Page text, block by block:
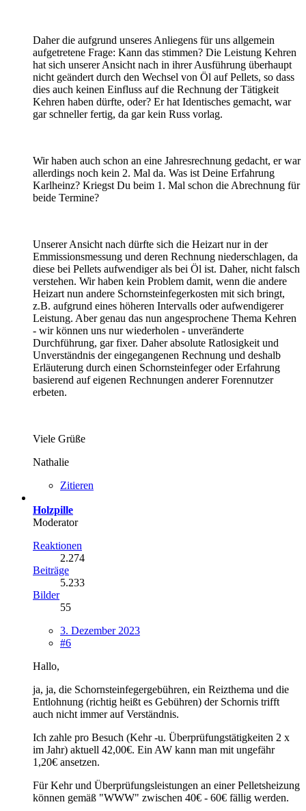
Daher die aufgrund unseres Anliegens für uns allgemein
aufgetretene Frage: Kann das stimmen? Die Leistung Kehren
hat sich unserer Ansicht nach in ihrer Ausführung überhaupt
nicht geändert durch den Wechsel von Öl auf Pellets, so dass
dies auch keinen Einfluss auf die Rechnung der Tätigkeit
Kehren haben dürfte, oder? Er hat Identisches gemacht, war
gar schneller fertig, da gar kein Russ vorlag.
Wir haben auch schon an eine Jahresrechnung gedacht, er war
allerdings noch kein 2. Mal da. Was ist Deine Erfahrung
Karlheinz? Kriegst Du beim 1. Mal schon die Abrechnung für
beide Termine?
Unserer Ansicht nach dürfte sich die Heizart nur in der
Emmissionsmessung und deren Rechnung niederschlagen, da
diese bei Pellets aufwendiger als bei Öl ist. Daher, nicht falsch
verstehen. Wir haben kein Problem damit, wenn die andere
Heizart nun andere Schornsteinfegerkosten mit sich bringt,
z.B. aufgrund eines höheren Intervalls oder aufwendigerer
Leistung. Aber genau das nun angesprochene Thema Kehren
- wir können uns nur wiederholen - unveränderte
Durchführung, gar fixer. Daher absolute Ratlosigkeit und
Unverständnis der eingegangenen Rechnung und deshalb
Erläuterung durch einen Schornsteinfeger oder Erfahrung
basierend auf eigenen Rechnungen anderer Forennutzer
erbeten.
Viele Grüße
Nathalie
Zitieren
Holzpille
Moderator
Reaktionen
2.274
Beiträge
5.233
Bilder
55
3. Dezember 2023
#6
Hallo,
ja, ja, die Schornsteinfegergebühren, ein Reizthema und die
Entlohnung (richtig heißt es Gebühren) der Schornis trifft
auch nicht immer auf Verständnis.
Ich zahle pro Besuch (Kehr -u. Überprüfungstätigkeiten 2 x
im Jahr) aktuell 42,00€. Ein AW kann man mit ungefähr
1,20€ ansetzen.
Für Kehr und Überprüfungsleistungen an einer Pelletsheizung
können gemäß "WWW" zwischen 40€ - 60€ fällig werden.